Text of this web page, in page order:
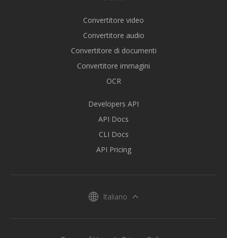
Convertitore video
Convertitore audio
Convertitore di documenti
Convertitore immagini
OCR
Developers API
API Docs
CLI Docs
API Pricing
Italiano